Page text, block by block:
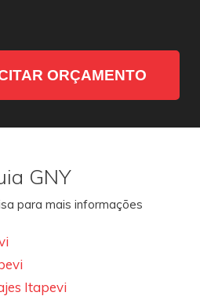
ORÇAMENTO
GNY
para mais informações
Itapevi